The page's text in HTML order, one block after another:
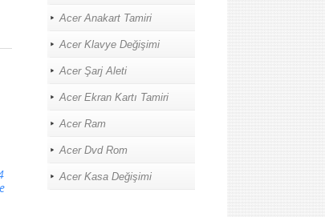
Acer Anakart Tamiri
Acer Klavye Değişimi
Acer Şarj Aleti
Acer Ekran Kartı Tamiri
Acer Ram
Acer Dvd Rom
Acer Kasa Değişimi